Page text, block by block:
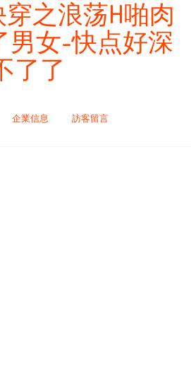
之浪荡H啪肉
男女-快点好深
了了
企業信息 訪客留言